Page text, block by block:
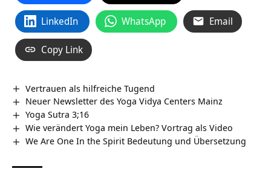
LinkedIn WhatsApp Email
Copy Link
Vertrauen als hilfreiche Tugend
Neuer Newsletter des Yoga Vidya Centers Mainz
Yoga Sutra 3;16
Wie verändert Yoga mein Leben? Vortrag als Video
We Are One In the Spirit Bedeutung und Übersetzung